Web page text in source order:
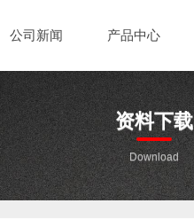
公司新闻 产品中心
资料下载
Download